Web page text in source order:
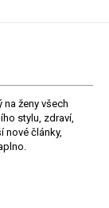
ženy všech
stylu, zdraví,
nové články,